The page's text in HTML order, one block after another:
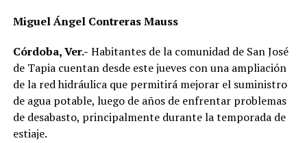
También participaron Lisset Dalila Rojas Moreno,
Virginia Medorio Trujillo, presidenta de la Asociación
Emprender el Vuelo.
El diálogo permitió poner sobre la mesa la importancia
de fortalecer la participación de las mujeres en los
espacios públicos y comunitarios, además de generar
Miguel Ángel Contreras Mauss
Córdoba, Ver.- Habitantes de la comunidad de San José
de Tapia cuentan desde este jueves con una ampliación
de la red hidráulica que permitirá mejorar el suministro
de agua potable, luego de años de enfrentar problemas
de desabasto, principalmente durante la temporada de
estiaje.